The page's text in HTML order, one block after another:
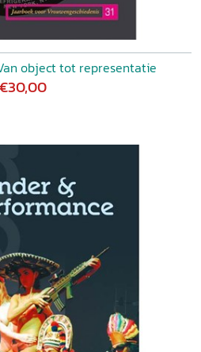
object tot representatie
€30,00